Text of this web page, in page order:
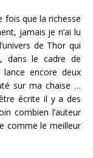
fois que la richesse
jamais je n’ai lu
de Thor qui
dans le cadre de
lance encore deux
sur ma chaise …
écrite il y a des
combien l’auteur
comme le meilleur